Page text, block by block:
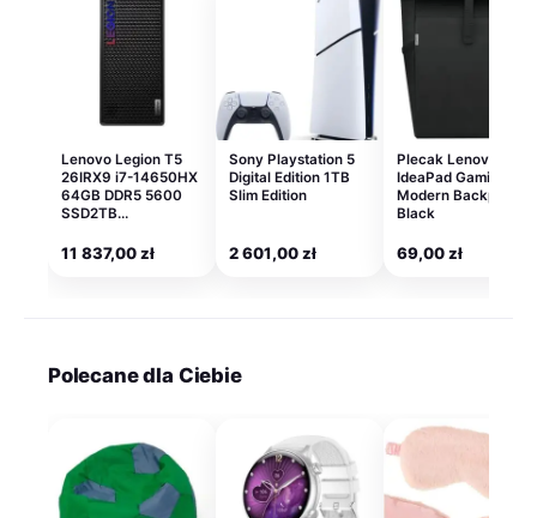
Lenovo Legion T5
26IRX9 i7-14650HX
64GB DDR5 5600
SSD2TB…
11 837,00zł
Sony Playstation 5
Digital Edition 1TB
Slim Edition
2 601,00zł
Plecak Lenovo
IdeaPad Gaming
Modern Backpack
Black
69,00zł
Polecane dla Ciebie